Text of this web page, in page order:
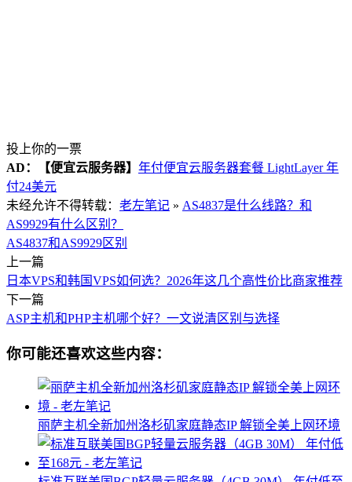
投上你的一票
AD：
【便宜云服务器】 年付便宜云服务器套餐 LightLayer 年
付24美元
未经允许不得转载： 老左笔记 » AS4837是什么线路？和
AS9929有什么区别？
AS4837和AS9929区别
上一篇
日本VPS和韩国VPS如何选？2026年这几个高性价比商家推荐
下一篇
ASP主机和PHP主机哪个好？一文说清区别与选择
你可能还喜欢这些内容：
丽萨主机全新加州洛杉矶家庭静态IP 解锁全美上网环境